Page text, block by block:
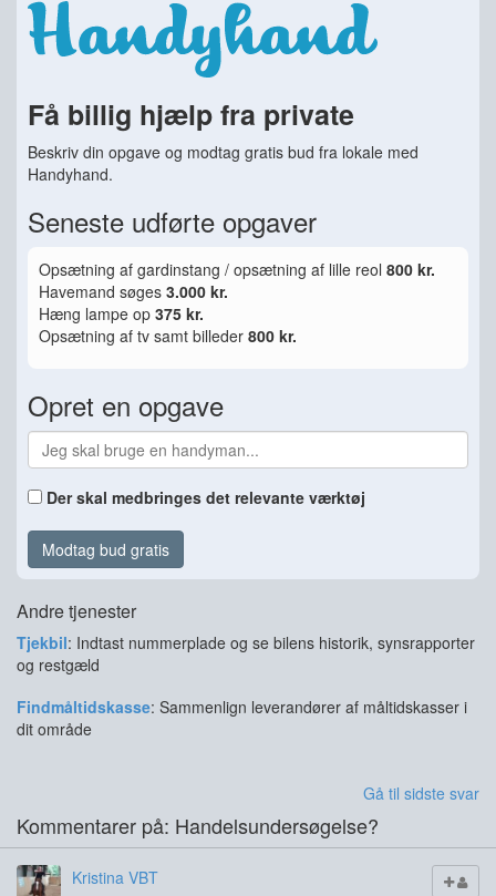
Få billig hjælp fra private
Beskriv din opgave og modtag gratis bud fra lokale med
Handyhand.
Seneste udførte opgaver
Opsætning af gardinstang / opsætning af lille reol 800 kr.
Havemand søges 3.000 kr.
Hæng lampe op 375 kr.
Opsætning af tv samt billeder 800 kr.
Opret en opgave
Der skal medbringes det relevante værktøj
Modtag bud gratis
Andre tjenester
Tjekbil: Indtast nummerplade og se bilens historik, synsrapporter
og restgæld
Findmåltidskasse: Sammenlign leverandører af måltidskasser i
dit område
Gå til sidste svar
Kommentarer på: Handelsundersøgelse?
Kristina VBT